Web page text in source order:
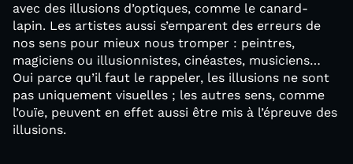
avec des illusions d’optiques, comme le canard-
lapin. Les artistes aussi s’emparent des erreurs de
nos sens pour mieux nous tromper : peintres,
magiciens ou illusionnistes, cinéastes, musiciens…
Oui parce qu’il faut le rappeler, les illusions ne sont
pas uniquement visuelles ; les autres sens, comme
l’ouïe, peuvent en effet aussi être mis à l’épreuve des
illusions.